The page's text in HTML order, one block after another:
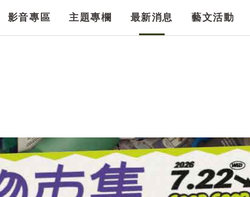
影音專區 主題專欄 最新消息 藝文活動